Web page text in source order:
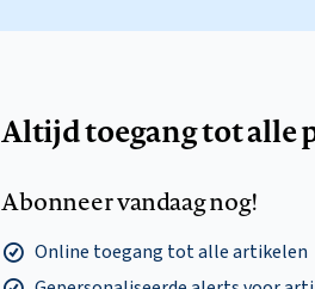
Altijd toegang tot alle
Abonneer vandaag nog!
Online toegang tot alle artikelen